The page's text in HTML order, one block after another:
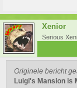
Xenior
Serious
Originele bericht
Luigi's Mansion is